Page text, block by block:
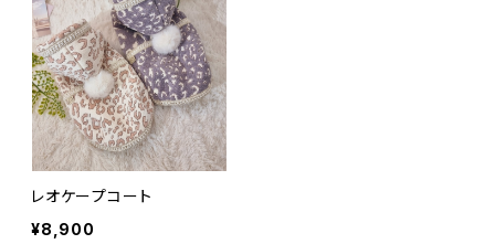
レオケープコート
¥8,900